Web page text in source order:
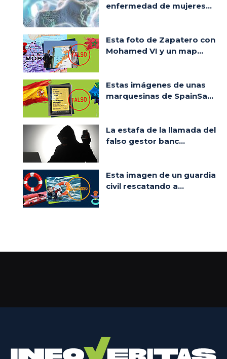
enfermedad de mujeres...
Esta foto de Zapatero con
Mohamed VI y un map...
Estas imágenes de unas
marquesinas de SpainSa...
La estafa de la llamada del
falso gestor banc...
Esta imagen de un guardia
civil rescatando a...